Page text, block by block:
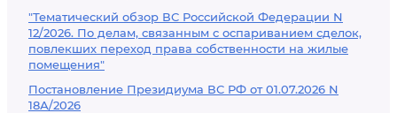
"Тематический обзор ВС Российской Федерации N
12/2026. По делам, связанным с оспариванием сделок,
повлекших переход права собственности на жилые
помещения"
Постановление Президиума ВС РФ от 01.07.2026 N
18А/2026